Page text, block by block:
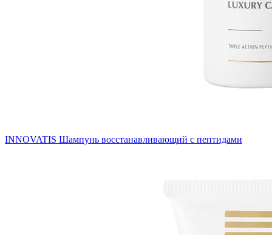
INNOVATIS Шампунь восстанавливающий с пептидами